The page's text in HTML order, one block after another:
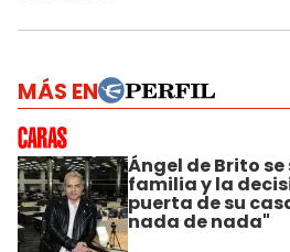
MÁS EN
Ángel de Brito
familia y la
puerta de su
nada de nada"